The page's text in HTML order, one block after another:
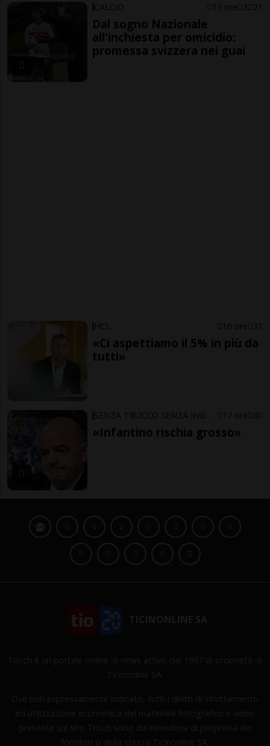
CALCIO 13 ore 3 21
Dal sogno Nazionale
all'inchiesta per omicidio:
promessa svizzera nei guai
HCL 16 ore 31
«Ci aspettiamo il 5% in più da
tutti»
17 ore 60
«Infantino rischia grosso»